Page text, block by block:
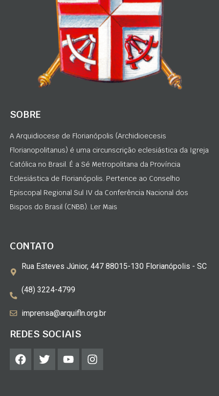
SOBRE
A Arquidiocese de Florianópolis (Archidioecesis
Florianopolitanus) é uma circunscrição eclesiástica da Igreja
Católica no Brasil. É a Sé Metropolitana da Província
Eclesiástica de Florianópolis. Pertence ao Conselho
Episcopal Regional Sul IV da Conferência Nacional dos
Bispos do Brasil (CNBB). Ler Mais
CONTATO
Rua Esteves Júnior, 447 88015-130 Florianópolis - SC
(48) 3224-4799
imprensa@arquifln.org.br
REDES SOCIAIS